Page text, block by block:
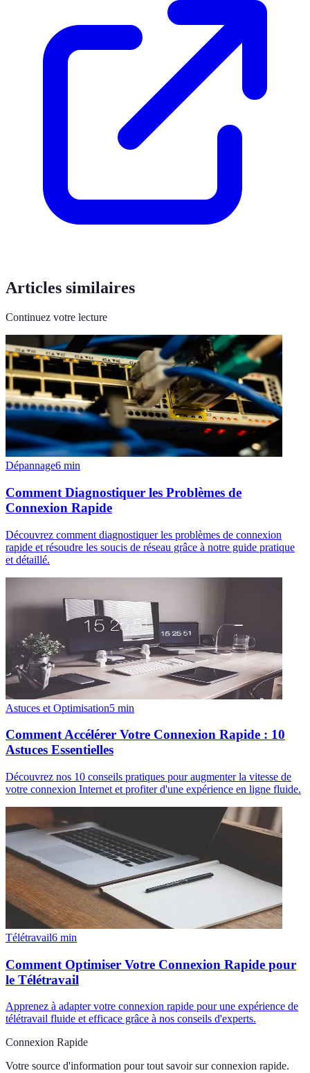
Articles similaires
Continuez votre lecture
Dépannage6 min
Comment Diagnostiquer les Problèmes de
Connexion Rapide
Découvrez comment diagnostiquer les problèmes de connexion
rapide et résoudre les soucis de réseau grâce à notre guide pratique
et détaillé.
Astuces et Optimisation5 min
Comment Accélérer Votre Connexion Rapide : 10
Astuces Essentielles
Découvrez nos 10 conseils pratiques pour augmenter la vitesse de
votre connexion Internet et profiter d'une expérience en ligne fluide.
Télétravail6 min
Comment Optimiser Votre Connexion Rapide pour
le Télétravail
Apprenez à adapter votre connexion rapide pour une expérience de
télétravail fluide et efficace grâce à nos conseils d'experts.
Connexion Rapide
Votre source d'information pour tout savoir sur connexion rapide.